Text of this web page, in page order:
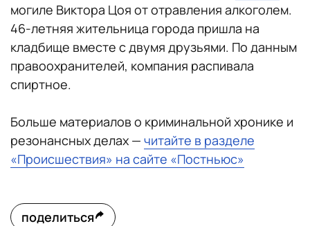
могиле Виктора Цоя от отравления алкоголем.
46-летняя жительница города пришла на
кладбище вместе с двумя друзьями. По данным
правоохранителей, компания распивала
спиртное.
Больше материалов о криминальной хронике и
резонансных делах — читайте в разделе
«Происшествия» на сайте «Постньюс»
поделиться